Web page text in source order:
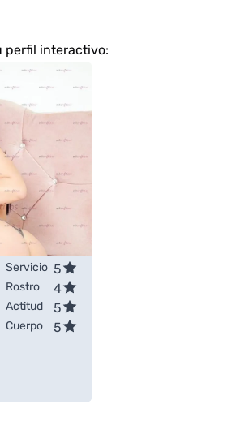
perfil interactivo:
Servicio 5
Rostro 4
Actitud 5
Cuerpo 5